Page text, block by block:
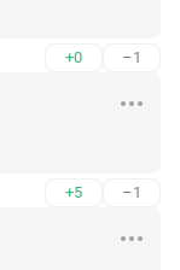
+0 –1
+5 –1